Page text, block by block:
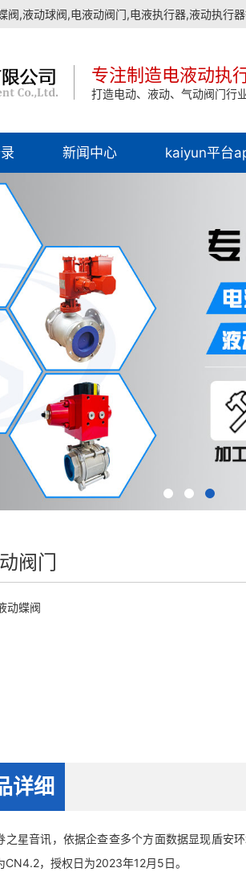
阀,液动球阀,电液动阀门,电液执行器,液动执行
专注制造电液动执
打造电动、液动、气动阀门行
新闻中心 kaiyun平台
阀门
详细
音讯，依据企查查多个方面数据显现盾安环
CN4.2，授权日为2023年12月5日。